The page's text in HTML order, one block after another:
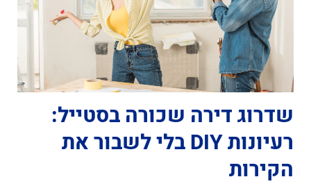
שדרוג דירה שכורה בסטייל:
רעיונות DIY בלי לשבור את
הקירות